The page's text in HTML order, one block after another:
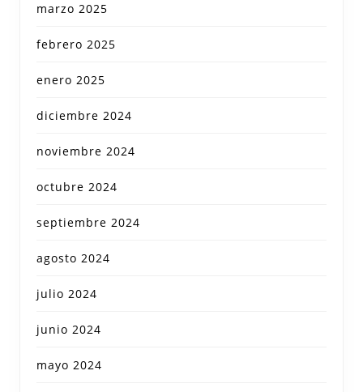
marzo 2025
febrero 2025
enero 2025
diciembre 2024
noviembre 2024
octubre 2024
septiembre 2024
agosto 2024
julio 2024
junio 2024
mayo 2024